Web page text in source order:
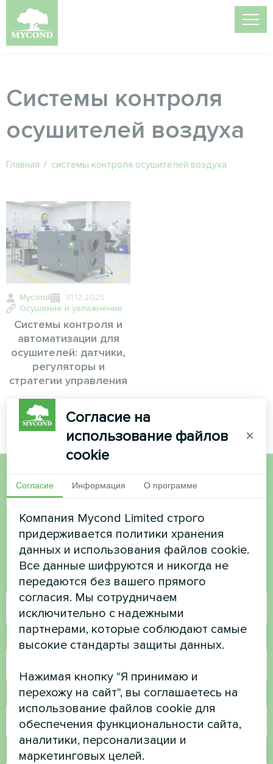
Системы контроля
осушителей воздуха
Главная / системы контроля осушителей воздуха
Mycond
31.12.2025
Осушение и увлажнение
Системы контроля и
автоматизации для
осушителей: датчики,
регуляторы и
стратегии управления
Хотите купить или у вас
есть вопросы?
Свяжитесь с нами, и мы поможем вам
Имя
Номер телефона
Электронная почта
Комментарий
Согласие на
использование файлов
cookie
×
Согласие Информация О программе
Компания Mycond Limited строго
придерживается политики хранения
данных и использования файлов cookie.
Все данные шифруются и никогда не
передаются без вашего прямого
согласия. Мы сотрудничаем
исключительно с надежными
партнерами, которые соблюдают самые
высокие стандарты защиты данных.
Нажимая кнопку "Я принимаю и
перехожу на сайт", вы соглашаетесь на
использование файлов cookie для
обеспечения функциональности сайта,
аналитики, персонализации и
маркетинговых целей.